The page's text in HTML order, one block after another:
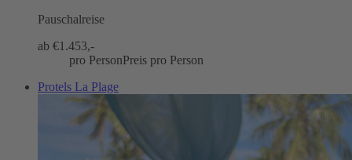
Pauschalreise
ab €1.453,-
pro PersonPreis pro Person
Protels La Plage